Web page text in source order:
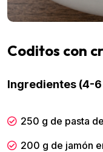
Coditos con
Ingredientes (4-
250 g de pasta
200 g de jamón